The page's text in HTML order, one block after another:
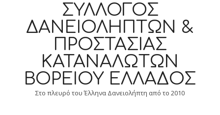
ΣΎΛΛΟΓΟΣ
ΔΑΝΕΙΟΛΗΠΤΏΝ &
ΠΡΟΣΤΑΣΊΑΣ
ΚΑΤΑΝΑΛΩΤΏΝ
ΒΟΡΕΊΟΥ ΕΛΛΆΔΟΣ
Στο πλευρό του Έλληνα Δανειολήπτη από το 2010